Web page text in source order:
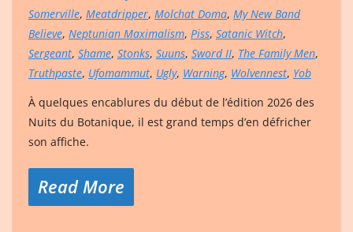
Somerville, Meatdripper, Molchat Doma, My New Band
Believe, Neptunian Maximalism, Piss, Satanic Witch,
Sergeant, Shame, Stonks, Suuns, Sword II, The Family Men,
Truthpaste, Ufomammut, Ugly, Warning, Wolvennest, Yob
À quelques encablures du début de l’édition 2026 des
Nuits du Botanique, il est grand temps d’en défricher
son affiche.
Read More